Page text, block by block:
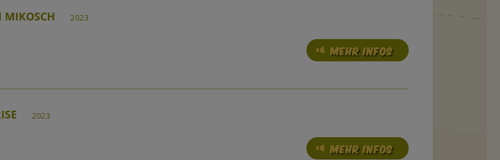
MIKOSCH 2023
MEHR INFOS
2023
MEHR INFOS